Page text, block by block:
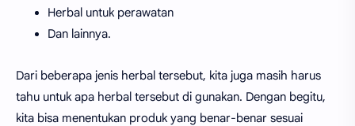
Herbal untuk perawatan
Dan lainnya.
Dari beberapa jenis herbal tersebut, kita juga masih harus
tahu untuk apa herbal tersebut di gunakan. Dengan begitu,
kita bisa menentukan produk yang benar-benar sesuai